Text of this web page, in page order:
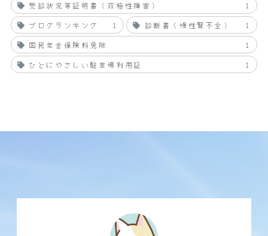
受診状況等証明書（双極性障害）
1
ブログランキング
1 診断書（慢性腎不全）
1
国民年金保険料免除
1
ひとにやさしい駐車場利用証
1